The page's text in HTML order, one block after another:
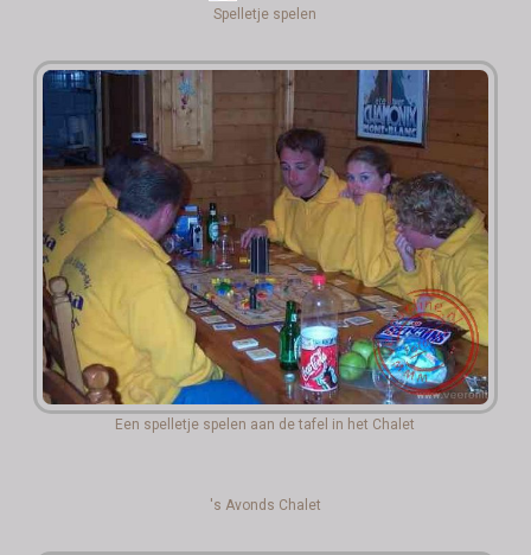
Spelletje spelen
Een spelletje spelen aan de tafel in het Chalet
's Avonds Chalet